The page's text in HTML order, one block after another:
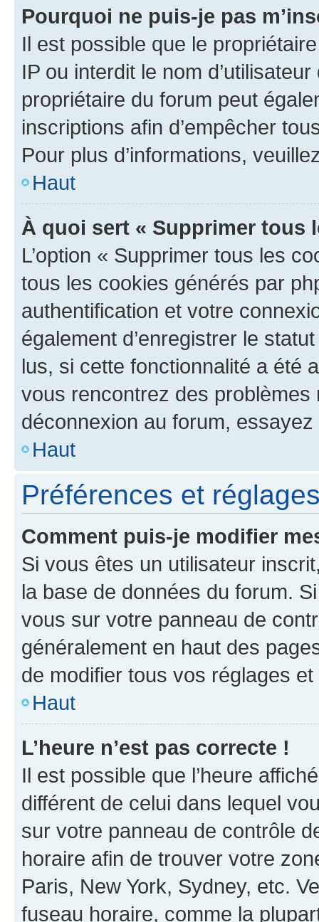
Pourquoi ne puis-je pas
Il est possible que le
IP ou interdit le nom
propriétaire du forum peut
inscriptions afin d’empêcher
Pour plus d’informations,
Haut
À quoi sert « Supprimer tous
L’option « Supprimer tous les
tous les cookies générés par
authentification et votre
également d’enregistrer le
lus, si cette fonctionnalité a été
vous rencontrez des
déconnexion au forum,
Haut
Préférences et
Comment puis-je modifier
Si vous êtes un utilisateur
la base de données du forum.
vous sur votre panneau de
généralement en haut des
de modifier tous vos réglages
Haut
L’heure n’est pas correcte !
Il est possible que l’heure
différent de celui dans lequel
sur votre panneau de contrôle
horaire afin de trouver votre
Paris, New York, Sydney, etc.
fuseau horaire, comme la